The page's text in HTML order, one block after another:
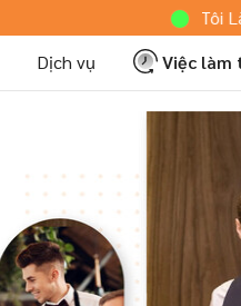
Hoteljob MV: "Tôi Là Nhân
Dịch vụ
Việc làm